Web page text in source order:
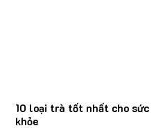
10 loại trà tốt nhất cho sức
khỏe